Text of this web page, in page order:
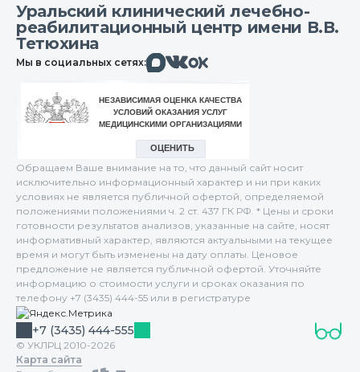
Уральский клинический лечебно-
реабилитационный центр имени В.В.
Тетюхина
Мы в социальных сетях:МаксВконтактеОдноклассники
Обращаем Ваше внимание на то, что данный сайт носит
исключительно информационный характер и ни при каких
условиях не является публичной офертой, определяемой
положениями положениями ч. 2 ст. 437 ГК РФ. * Цены и сроки
готовности результатов анализов, указанные на сайте, носят
информативный характер, являются актуальными на текущее
время и могут быть изменены на дату оплаты. Ценовое
предложение не является публичной офертой. Уточняйте
информацию о стоимости услуги и сроках оказания по
телефону +7 (3435) 444-55 или в регистратуре
+7 (3435) 444-555
© УКЛРЦ 2010-2026
Карта сайта